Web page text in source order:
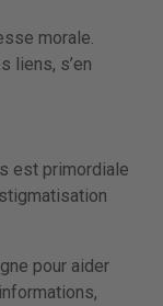
morale.
liens, s’en
est primordiale
pour aider